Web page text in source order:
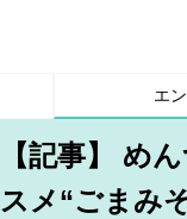
エ
【記事】 め
スメ“ごまみ